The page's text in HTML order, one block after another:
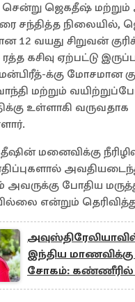
சென்று ஜெகதீஷ் மற்றும்
சந்தித்த நிலையில்,
12 வயது சிறுவன்
கசிவு ஏற்பட்டு
மன்பிரீத்-க்கு மோசமான
மற்றும்
உள்ளாகி வருவதாக
மனைவிக்கு
அவருக்கு போதிய
என்றும்
இந்திய
சோகம்: கண்ணீரில்
குடும்பம்